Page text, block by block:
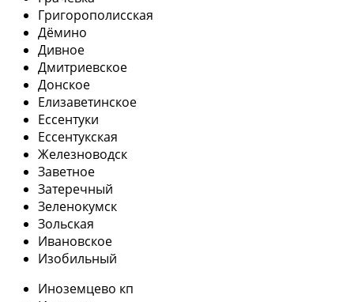
Григорополисская
Дёмино
Дивное
Дмитриевское
Донское
Елизаветинское
Ессентуки
Ессентукская
Железноводск
Заветное
Затеречный
Зеленокумск
Зольская
Ивановское
Изобильный
Иноземцево кп